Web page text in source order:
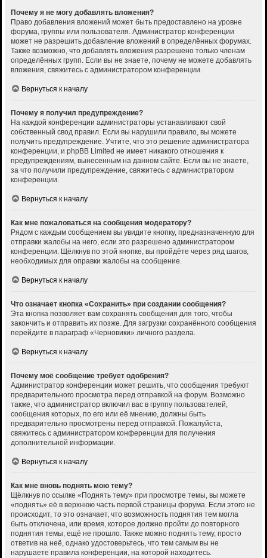
Почему я не могу добавлять вложения?
Право добавления вложений может быть предоставлено на уровне
форума, группы или пользователя. Администратор конференции
может не разрешить добавление вложений в определённых форумах.
Также возможно, что добавлять вложения разрешено только членам
определённых групп. Если вы не знаете, почему не можете добавлять
вложения, свяжитесь с администратором конференции.
Вернуться к началу
Почему я получил предупреждение?
На каждой конференции администраторы устанавливают свой
собственный свод правил. Если вы нарушили правило, вы можете
получить предупреждение. Учтите, что это решение администратора
конференции, и phpBB Limited не имеет никакого отношения к
предупреждениям, вынесенным на данном сайте. Если вы не знаете,
за что получили предупреждение, свяжитесь с администратором
конференции.
Вернуться к началу
Как мне пожаловаться на сообщения модератору?
Рядом с каждым сообщением вы увидите кнопку, предназначенную для
отправки жалобы на него, если это разрешено администратором
конференции. Щёлкнув по этой кнопке, вы пройдёте через ряд шагов,
необходимых для оправки жалобы на сообщение.
Вернуться к началу
Что означает кнопка «Сохранить» при создании сообщения?
Эта кнопка позволяет вам сохранять сообщения для того, чтобы
закончить и отправить их позже. Для загрузки сохранённого сообщения
перейдите в параграф «Черновики» личного раздела.
Вернуться к началу
Почему моё сообщение требует одобрения?
Администратор конференции может решить, что сообщения требуют
предварительного просмотра перед отправкой на форум. Возможно
также, что администратор включил вас в группу пользователей,
сообщения которых, по его или её мнению, должны быть
предварительно просмотрены перед отправкой. Пожалуйста,
свяжитесь с администратором конференции для получения
дополнительной информации.
Вернуться к началу
Как мне вновь поднять мою тему?
Щёлкнув по ссылке «Поднять тему» при просмотре темы, вы можете
«поднять» её в верхнюю часть первой страницы форума. Если этого не
происходит, то это означает, что возможность поднятия тем могла
быть отключена, или время, которое должно пройти до повторного
поднятия темы, ещё не прошло. Также можно поднять тему, просто
ответив на неё, однако удостоверьтесь, что тем самым вы не
нарушаете правила конференции, на которой находитесь.